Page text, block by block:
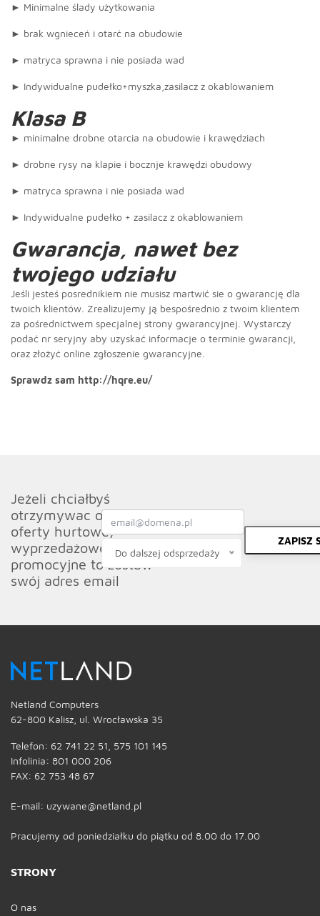
► Minimalne ślady użytkowania
► brak wgnieceń i otarć na obudowie
► matryca sprawna i nie posiada wad
► Indywidualne pudełko+myszka,zasilacz z okablowaniem
Klasa B
► minimalne drobne otarcia na obudowie i krawędziach
► drobne rysy na klapie i bocznje krawędzi obudowy
► matryca sprawna i nie posiada wad
► Indywidualne pudełko + zasilacz z okablowaniem
Gwarancja, nawet bez
twojego udziału
Jeśli jesteś posrednikiem nie musisz martwić sie o gwarancję dla
twoich klientów. Zrealizujemy ją bespośrednio z twoim klientem
za pośrednictwem specjalnej strony gwarancyjnej. Wystarczy
podać nr seryjny aby uzyskać informacje o terminie gwarancji,
oraz złożyć online zgłoszenie gwarancyjne.
Sprawdz sam http://hqre.eu/
Jeżeli chciałbyś
otrzymywac od nas
oferty hurtowe,
wyprzedażowe oraz
promocyjne to zostaw
swój adres email
Do dalszej odsprzedaży
ZAPISZ
Netland Computers
62-800 Kalisz, ul. Wrocławska 35
Telefon: 62 741 22 51, 575 101 145
Infolinia: 801 000 206
FAX: 62 753 48 67
E-mail: uzywane@netland.pl
Pracujemy od poniedziałku do piątku od 8.00 do 17.00
STRONY
O nas